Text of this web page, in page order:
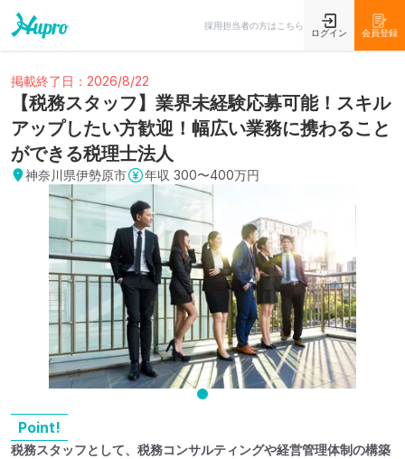
採用担当者の方はこちら
ログイン 会員登録
掲載終了日：2026/8/22
【税務スタッフ】業界未経験応募可能！スキル
アップしたい方歓迎！幅広い業務に携わること
ができる税理士法人
神奈川県伊勢原市 年収 300〜400万円
Point!
税務スタッフとして、税務コンサルティングや経営管理体制の構築